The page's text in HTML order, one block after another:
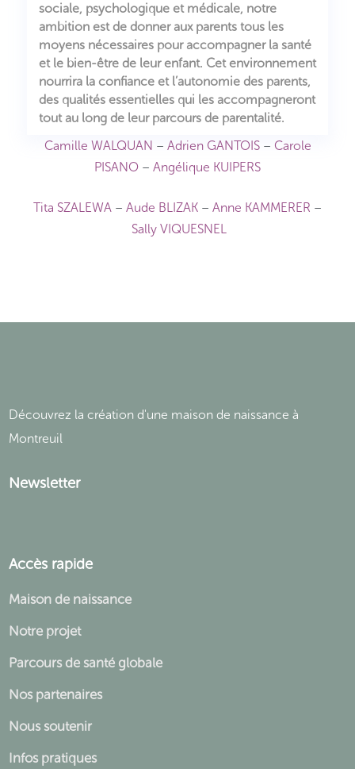
sociale, psychologique et médicale, notre
ambition est de donner aux parents tous les
moyens nécessaires pour accompagner la santé
et le bien-être de leur enfant. Cet environnement
nourrira la confiance et l’autonomie des parents,
des qualités essentielles qui les accompagneront
tout au long de leur parcours de parentalité.
Camille WALQUAN – Adrien GANTOIS– Carole
PISANO – Angélique KUIPERS
Tita SZALEWA – Aude BLIZAK – Anne KAMMERER –
Sally VIQUESNEL
Découvrez la création d'une maison de naissance à
Montreuil
Newsletter
Accès rapide
Maison de naissance
Notre projet
Parcours de santé globale
Nos partenaires
Nous soutenir
Infos pratiques